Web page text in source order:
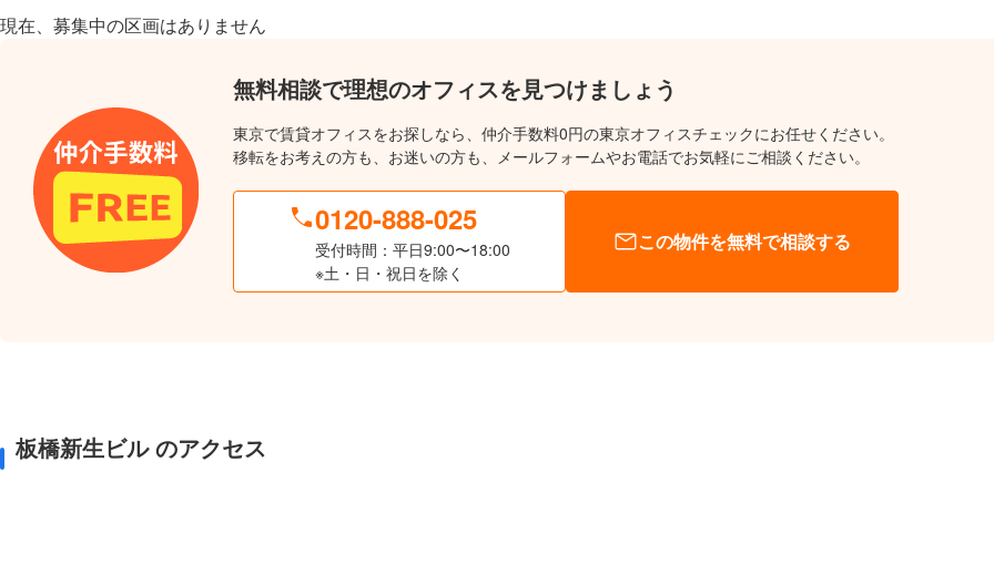
現在、募集中の区画はありません
無料相談で理想のオフィスを見つけましょう
東京で賃貸オフィスをお探しなら、仲介手数料0円の東京オフィスチェックにお任せください。
移転をお考えの方も、お迷いの方も、メールフォームやお電話でお気軽にご相談ください。
0120-888-025
受付時間：平日9:00〜18:00
※土・日・祝日を除く
この物件を無料で相談する
板橋新生ビル のアクセス